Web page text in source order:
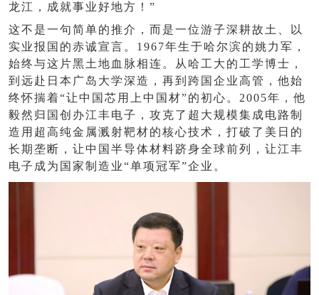
龙江，成就事业好地方！”
这不是一句简单的推介，而是一位游子深耕故土、以
实业报国的赤诚宣言。 1967年生于哈尔滨的姚力军，
始终与这片黑土地血脉相连。从哈工大的工学博士，
到远赴日本广岛大学深造，再到跨国企业高管，他始
终怀揣着“让中国芯用上中国材”的初心。2005年，他
毅然归国创办江丰电子，攻克了超大规模集成电路制
造用超高纯金属溅射靶材的核心技术，打破了美日的
长期垄断，让中国半导体材料跻身全球前列，让江丰
电子成为国家制造业“单项冠军”企业。